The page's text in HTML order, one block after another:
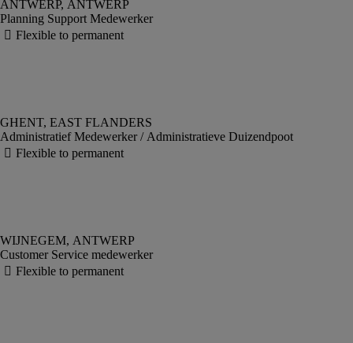
Planning Support Medewerker
Administratief Medewerker / Administratieve Duizendpoot
Customer Service medewerker